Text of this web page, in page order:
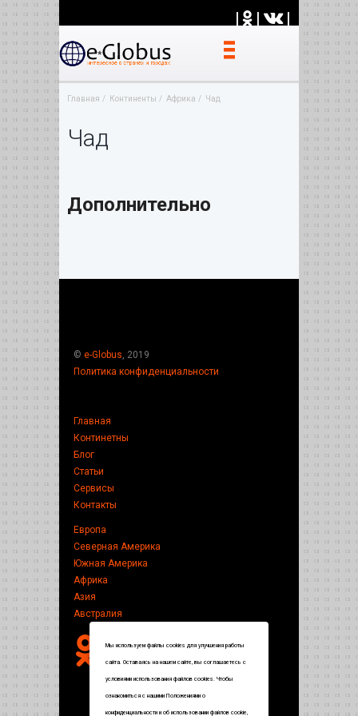
| | |
Главная Континенты Африка Чад
Чад
Дополнительно
© e-Globus , 2019
Политика конфиденциальности
Главная
Континетны
Блог
Статьи
Сервисы
Контакты
Европа
Северная Америка
Южная Америка
Африка
Азия
Австралия
Мы используем файлы cookies для улучшения работы
сайта. Оставаясь на нашем сайте, вы соглашаетесь с
условиями использования файлов cookies. Чтобы
ознакомиться с нашими Положениями о
конфиденциальности и об использовании файлов cookie,